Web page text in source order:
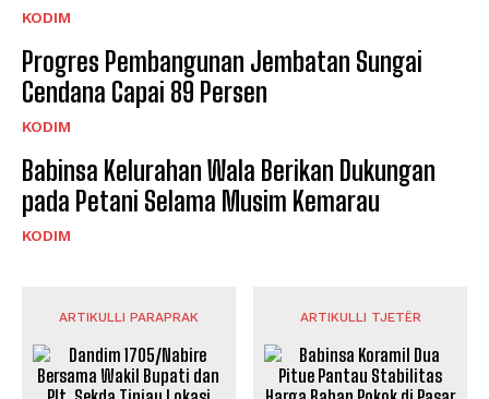
KODIM
Progres Pembangunan Jembatan Sungai
Cendana Capai 89 Persen
KODIM
Babinsa Kelurahan Wala Berikan Dukungan
pada Petani Selama Musim Kemarau
KODIM
ARTIKULLI PARAPRAK ARTIKULLI TJETËR